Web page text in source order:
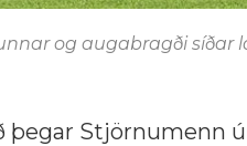
og augabragði
Stjörnumenn